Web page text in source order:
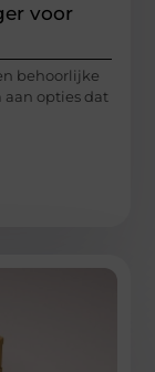
voor
behoorlijke
opties dat